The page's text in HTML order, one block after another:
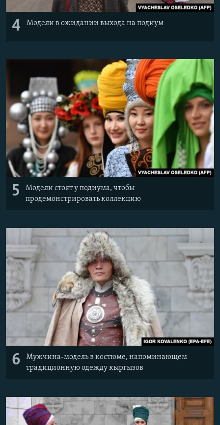
4 Модели в ожидании выхода на подиум
5
Модели стоят у подиума, чтобы
продемонстрировать коллекцию
6
Мужчина-модель в костюме, напоминающем
традиционную одежду кыргызов